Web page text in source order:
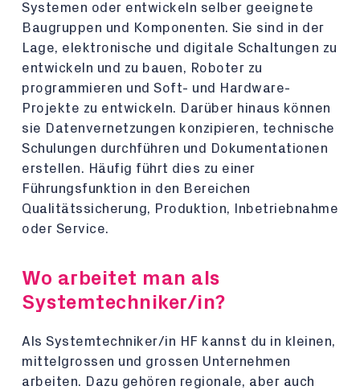
Systemen oder entwickeln selber geeignete
Baugruppen und Komponenten. Sie sind in der
Lage, elektronische und digitale Schaltungen zu
entwickeln und zu bauen, Roboter zu
programmieren und Soft- und Hardware-
Projekte zu entwickeln. Darüber hinaus können
sie Datenvernetzungen konzipieren, technische
Schulungen durchführen und Dokumentationen
erstellen. Häufig führt dies zu einer
Führungsfunktion in den Bereichen
Qualitätssicherung, Produktion, Inbetriebnahme
oder Service.
Wo arbeitet man als
Systemtechniker/in?
Als Systemtechniker/in HF kannst du in kleinen,
mittelgrossen und grossen Unternehmen
arbeiten. Dazu gehören regionale, aber auch